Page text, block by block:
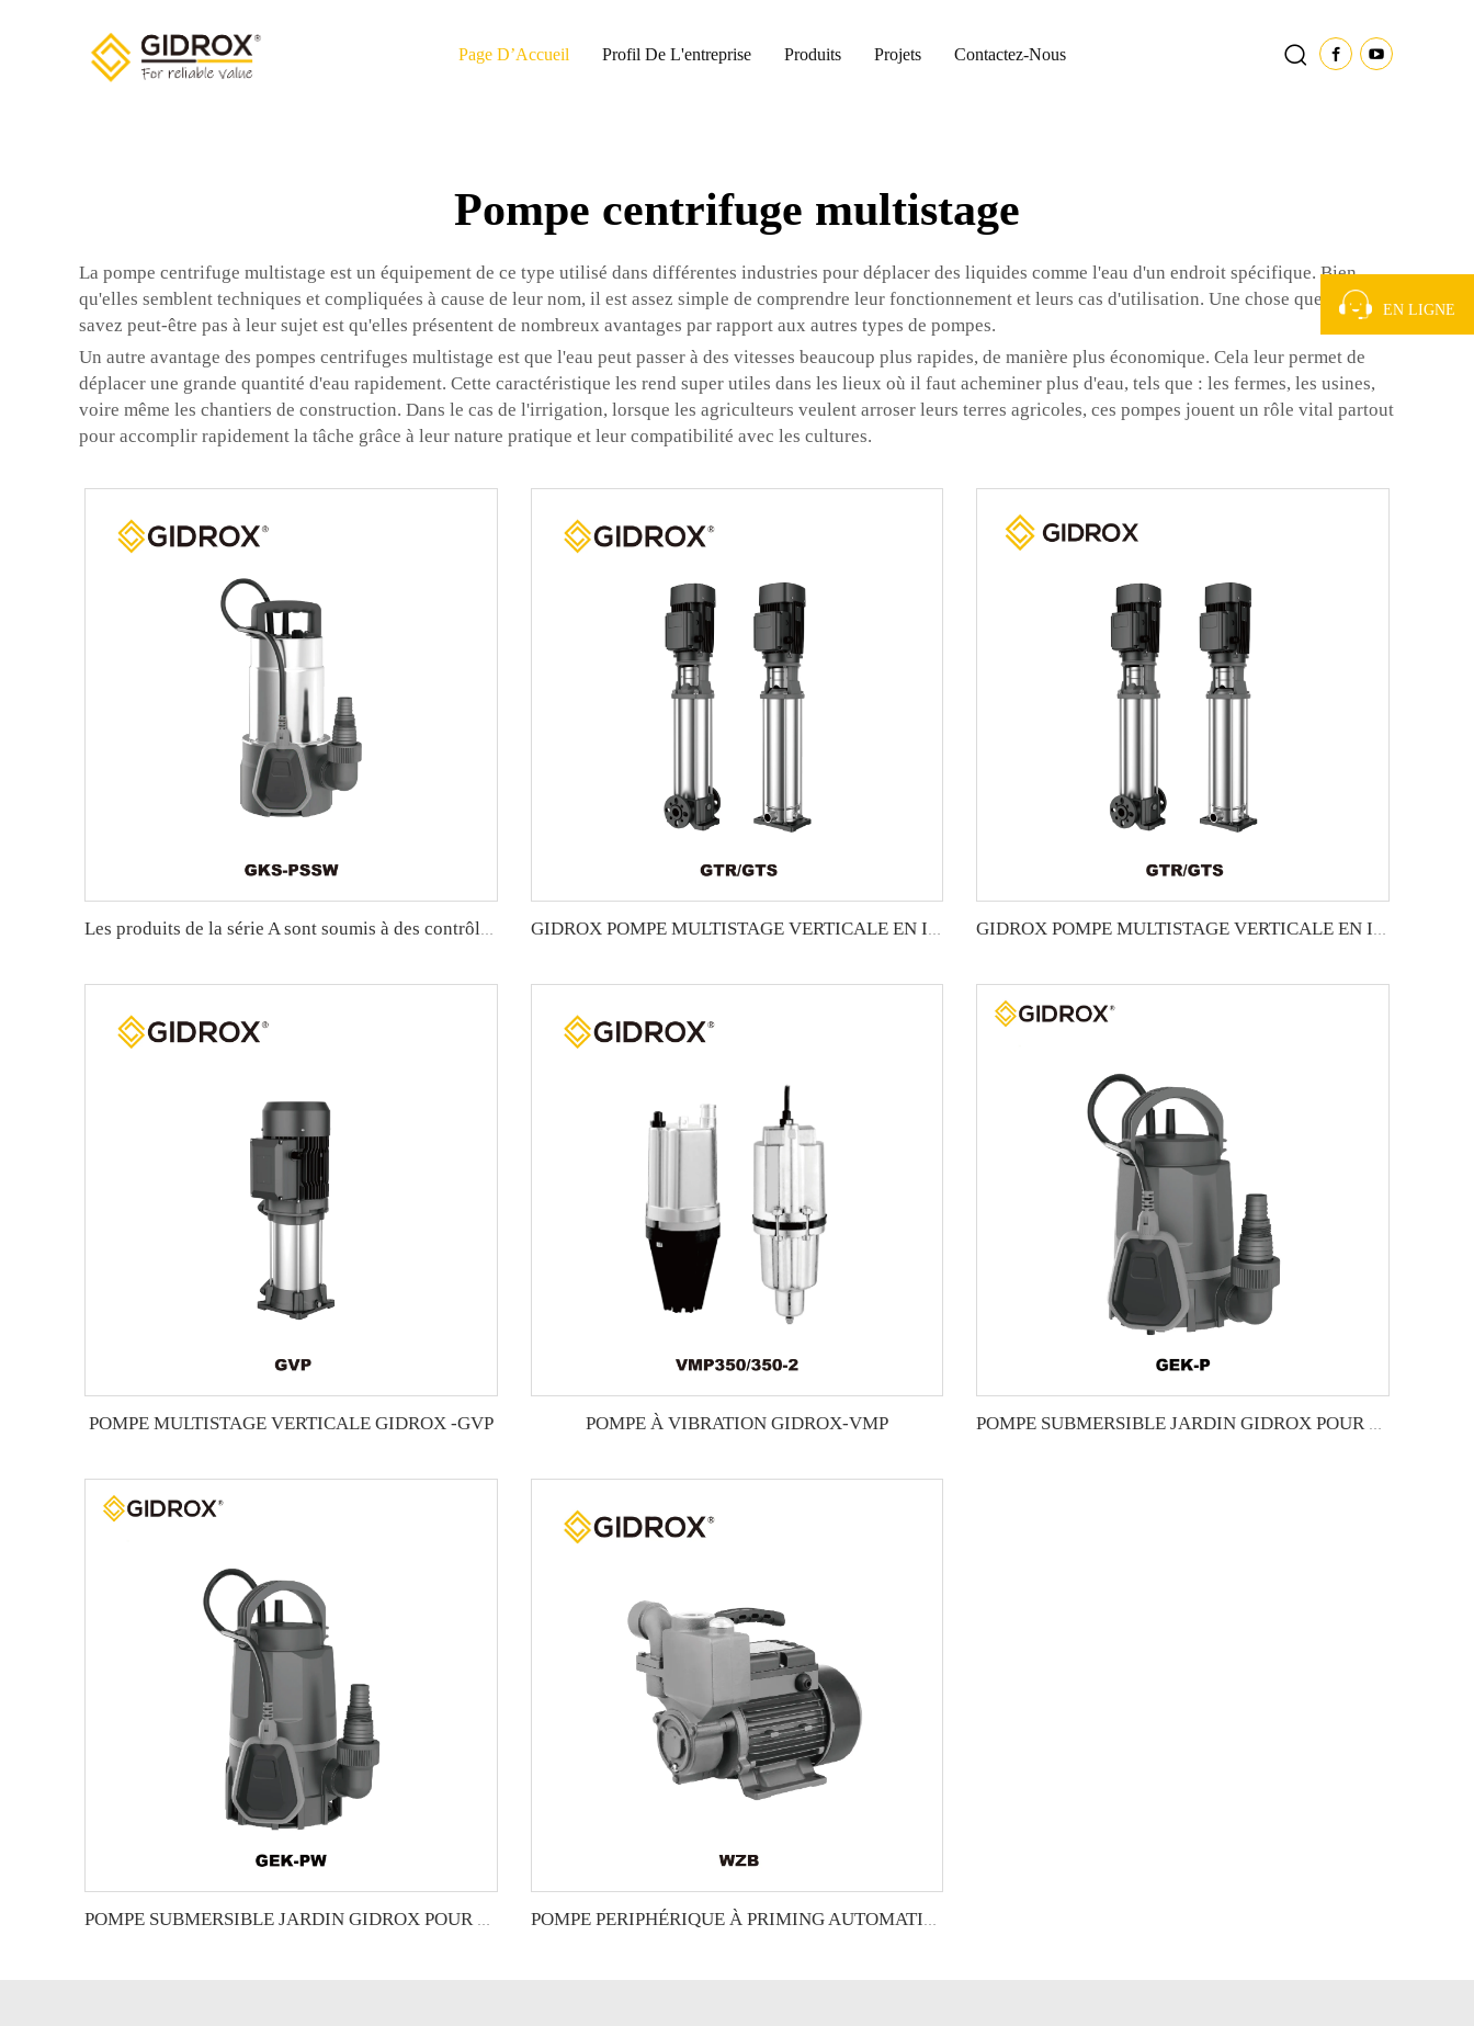
Page D’Accueil Profil De L'entreprise Produits Projets Contactez-Nous
Pompe centrifuge multistage
La pompe centrifuge multistage est un équipement de ce type utilisé dans différentes industries pour déplacer des liquides comme l'eau d'un endroit spécifique. Bien
qu'elles semblent techniques et compliquées à cause de leur nom, il est assez simple de comprendre leur fonctionnement et leurs cas d'utilisation. Une chose que vous ne
savez peut-être pas à leur sujet est qu'elles présentent de nombreux avantages par rapport aux autres types de pompes.
Un autre avantage des pompes centrifuges multistage est que l'eau peut passer à des vitesses beaucoup plus rapides, de manière plus économique. Cela leur permet de
déplacer une grande quantité d'eau rapidement. Cette caractéristique les rend super utiles dans les lieux où il faut acheminer plus d'eau, tels que : les fermes, les usines,
voire même les chantiers de construction. Dans le cas de l'irrigation, lorsque les agriculteurs veulent arroser leurs terres agricoles, ces pompes jouent un rôle vital partout
pour accomplir rapidement la tâche grâce à leur nature pratique et leur compatibilité avec les cultures.
POMPE MULTISTAGE VERTICALE GIDROX -GVP POMPE À VIBRATION GIDROX-VMP POMPE SUBMERSIBLE JARDIN GIDROX POUR EAUX CLAIRES-GEK-P
POMPE SUBMERSIBLE JARDIN GIDROX POUR EAUX SALIES-GEK-PW POMPE PERIPHÉRIQUE À PRIMING AUTOMATIQUE GIDROX-WZB
EN LIGNE